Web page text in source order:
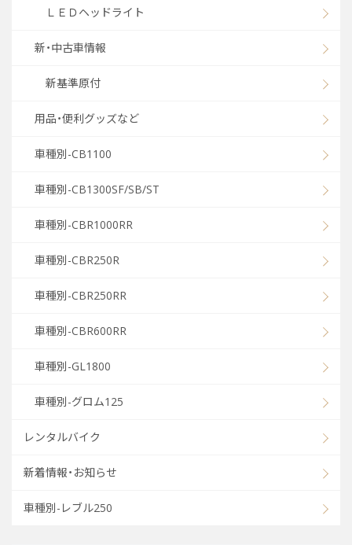
ＬＥＤヘッドライト
新・中古車情報
新基準原付
用品・便利グッズなど
車種別-CB1100
車種別-CB1300SF/SB/ST
車種別-CBR1000RR
車種別-CBR250R
車種別-CBR250RR
車種別-CBR600RR
車種別-GL1800
車種別-グロム125
レンタルバイク
新着情報・お知らせ
車種別-レブル250